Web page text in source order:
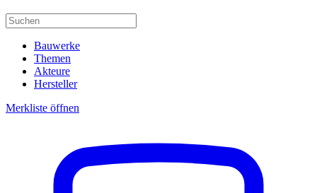
Bauwerke
Themen
Akteure
Hersteller
Merkliste öffnen